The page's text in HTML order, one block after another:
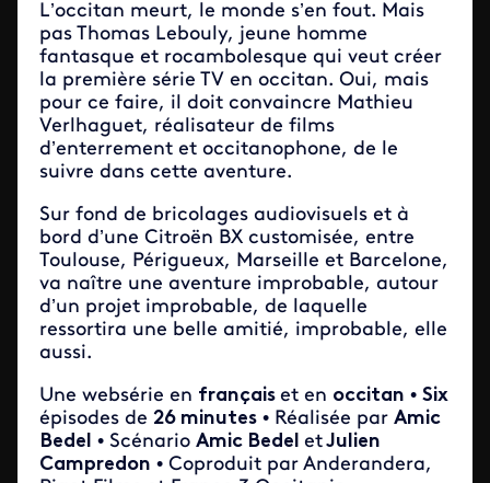
L’occitan meurt, le monde s’en fout. Mais
pas Thomas Lebouly, jeune homme
fantasque et rocambolesque qui veut créer
la première série TV en occitan. Oui, mais
pour ce faire, il doit convaincre Mathieu
Verlhaguet, réalisateur de films
d’enterrement et occitanophone, de le
suivre dans cette aventure.
Sur fond de bricolages audiovisuels et à
bord d’une Citroën BX customisée, entre
Toulouse, Périgueux, Marseille et Barcelone,
va naître une aventure improbable, autour
d’un projet improbable, de laquelle
ressortira une belle amitié, improbable, elle
aussi.
Une websérie en français et en occitan • Six
épisodes de 26 minutes • Réalisée par Amic
Bedel • Scénario Amic Bedel etJulien
Campredon • Coproduit par Anderandera,